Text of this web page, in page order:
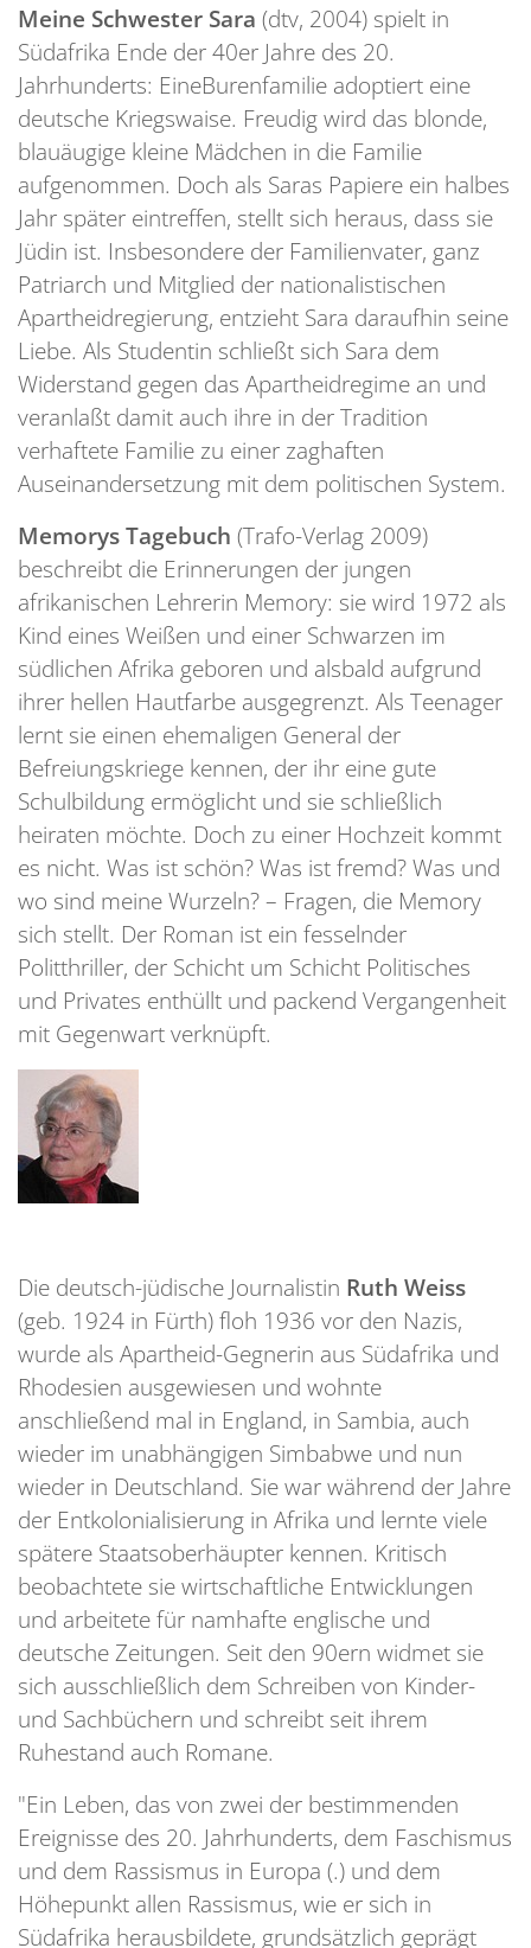
Meine Schwester Sara (dtv, 2004) spielt in
Südafrika Ende der 40er Jahre des 20.
Jahrhunderts: EineBurenfamilie adoptiert eine
deutsche Kriegswaise. Freudig wird das blonde,
blauäugige kleine Mädchen in die Familie
aufgenommen. Doch als Saras Papiere ein halbes
Jahr später eintreffen, stellt sich heraus, dass sie
Jüdin ist. Insbesondere der Familienvater, ganz
Patriarch und Mitglied der nationalistischen
Apartheidregierung, entzieht Sara daraufhin seine
Liebe. Als Studentin schließt sich Sara dem
Widerstand gegen das Apartheidregime an und
veranlaßt damit auch ihre in der Tradition
verhaftete Familie zu einer zaghaften
Auseinandersetzung mit dem politischen System.
Memorys Tagebuch (Trafo-Verlag 2009)
beschreibt die Erinnerungen der jungen
afrikanischen Lehrerin Memory: sie wird 1972 als
Kind eines Weißen und einer Schwarzen im
südlichen Afrika geboren und alsbald aufgrund
ihrer hellen Hautfarbe ausgegrenzt. Als Teenager
lernt sie einen ehemaligen General der
Befreiungskriege kennen, der ihr eine gute
Schulbildung ermöglicht und sie schließlich
heiraten möchte. Doch zu einer Hochzeit kommt
es nicht. Was ist schön? Was ist fremd? Was und
wo sind meine Wurzeln? – Fragen, die Memory
sich stellt. Der Roman ist ein fesselnder
Politthriller, der Schicht um Schicht Politisches
und Privates enthüllt und packend Vergangenheit
mit Gegenwart verknüpft.
Die deutsch-jüdische Journalistin Ruth Weiss
(geb. 1924 in Fürth) floh 1936 vor den Nazis,
wurde als Apartheid-Gegnerin aus Südafrika und
Rhodesien ausgewiesen und wohnte
anschließend mal in England, in Sambia, auch
wieder im unabhängigen Simbabwe und nun
wieder in Deutschland. Sie war während der Jahre
der Entkolonialisierung in Afrika und lernte viele
spätere Staatsoberhäupter kennen. Kritisch
beobachtete sie wirtschaftliche Entwicklungen
und arbeitete für namhafte englische und
deutsche Zeitungen. Seit den 90ern widmet sie
sich ausschließlich dem Schreiben von Kinder-
und Sachbüchern und schreibt seit ihrem
Ruhestand auch Romane.
"Ein Leben, das von zwei der bestimmenden
Ereignisse des 20. Jahrhunderts, dem Faschismus
und dem Rassismus in Europa (.) und dem
Höhepunkt allen Rassismus, wie er sich in
Südafrika herausbildete, grundsätzlich geprägt